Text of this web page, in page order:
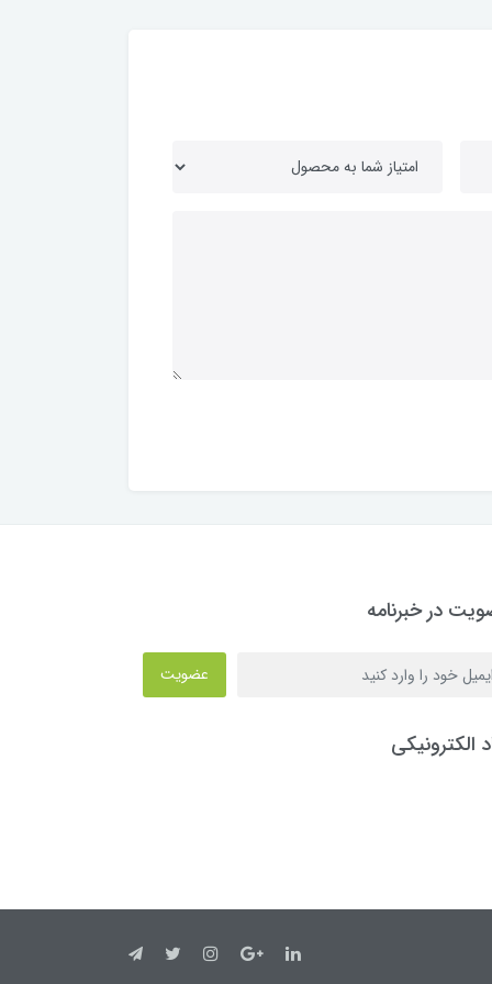
در خبرنامه
عضویت
الکترونیکی